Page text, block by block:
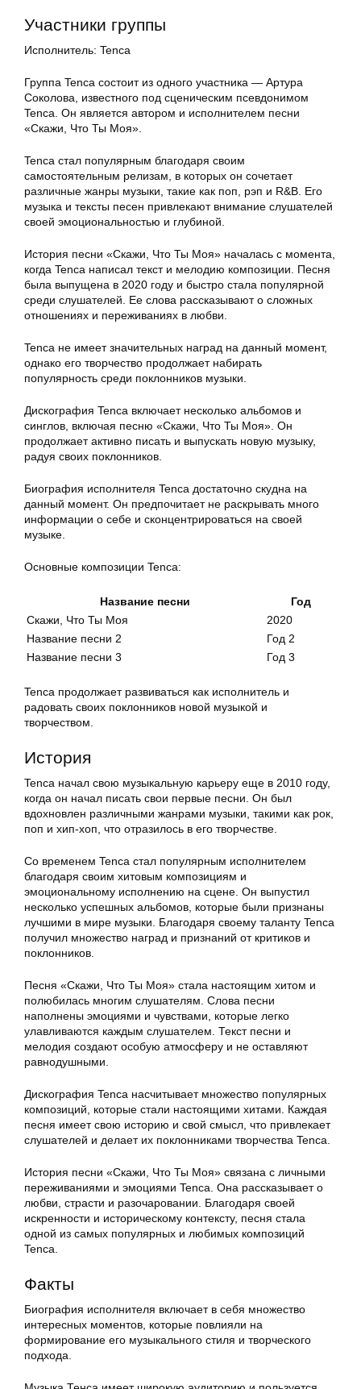
Участники группы
Исполнитель: Tenca
Группа Tenca состоит из одного участника — Артура
Соколова, известного под сценическим псевдонимом
Tenca. Он является автором и исполнителем песни
«Скажи, Что Ты Моя».
Tenca стал популярным благодаря своим
самостоятельным релизам, в которых он сочетает
различные жанры музыки, такие как поп, рэп и R&B. Его
музыка и тексты песен привлекают внимание слушателей
своей эмоциональностью и глубиной.
История песни «Скажи, Что Ты Моя» началась с момента,
когда Tenca написал текст и мелодию композиции. Песня
была выпущена в 2020 году и быстро стала популярной
среди слушателей. Ее слова рассказывают о сложных
отношениях и переживаниях в любви.
Tenca не имеет значительных наград на данный момент,
однако его творчество продолжает набирать
популярность среди поклонников музыки.
Дискография Tenca включает несколько альбомов и
синглов, включая песню «Скажи, Что Ты Моя». Он
продолжает активно писать и выпускать новую музыку,
радуя своих поклонников.
Биография исполнителя Tenca достаточно скудна на
данный момент. Он предпочитает не раскрывать много
информации о себе и сконцентрироваться на своей
музыке.
Основные композиции Tenca:
Название песни
Год
Скажи, Что Ты Моя
2020
Название песни 2
Год 2
Название песни 3
Год 3
Tenca продолжает развиваться как исполнитель и
радовать своих поклонников новой музыкой и
творчеством.
История
Tenca начал свою музыкальную карьеру еще в 2010 году,
когда он начал писать свои первые песни. Он был
вдохновлен различными жанрами музыки, такими как рок,
поп и хип-хоп, что отразилось в его творчестве.
Со временем Tenca стал популярным исполнителем
благодаря своим хитовым композициям и
эмоциональному исполнению на сцене. Он выпустил
несколько успешных альбомов, которые были признаны
лучшими в мире музыки. Благодаря своему таланту Tenca
получил множество наград и признаний от критиков и
поклонников.
Песня «Скажи, Что Ты Моя» стала настоящим хитом и
полюбилась многим слушателям. Слова песни
наполнены эмоциями и чувствами, которые легко
улавливаются каждым слушателем. Текст песни и
мелодия создают особую атмосферу и не оставляют
равнодушными.
Дискография Tenca насчитывает множество популярных
композиций, которые стали настоящими хитами. Каждая
песня имеет свою историю и свой смысл, что привлекает
слушателей и делает их поклонниками творчества Tenca.
История песни «Скажи, Что Ты Моя» связана с личными
переживаниями и эмоциями Tenca. Она рассказывает о
любви, страсти и разочаровании. Благодаря своей
искренности и историческому контексту, песня стала
одной из самых популярных и любимых композиций
Tenca.
Факты
Биография исполнителя включает в себя множество
интересных моментов, которые повлияли на
формирование его музыкального стиля и творческого
подхода.